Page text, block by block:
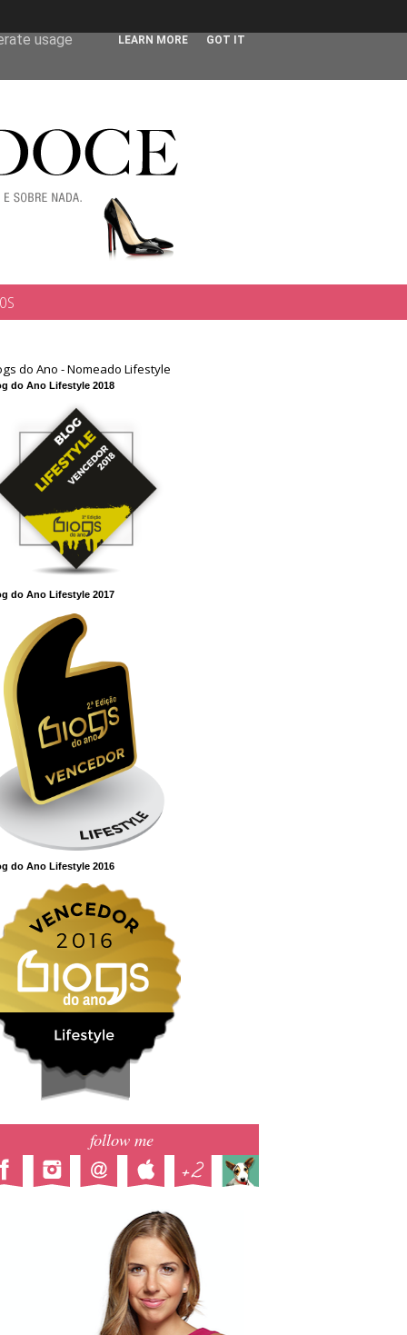
do Ano - Nomeado Lifestyle
do Ano Lifestyle 2018
do Ano Lifestyle 2017
do Ano Lifestyle 2016
follow me
usage
LEARN MORE GOT IT